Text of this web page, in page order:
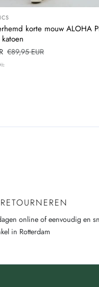
korte mouw ALOHA
Normale
€89,95 EUR
online of eenvoudig en
in Rotterdam